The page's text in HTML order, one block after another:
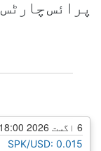
پرائس چارٹس
6 اگست 2026 18:00
SPK/USD: 0.015